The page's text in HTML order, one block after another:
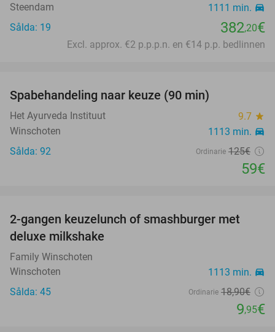
Steendam
1111 min. directions_car
Sålda: 19 382,20€
Excl. approx. €2 p.p.p.n. en €14 p.p. bedlinnen
Spabehandeling naar keuze (90 min)
Het Ayurveda Instituut 9.7 star
Winschoten 1113 min. directions_car
Sålda: 92 Ordinarie 125€
59€
47%
2-gangen keuzelunch of smashburger met
deluxe milkshake
Family Winschoten
Winschoten
1113 min. directions_car
Sålda: 45 Ordinarie 18,90€
9,95€
favorite_border